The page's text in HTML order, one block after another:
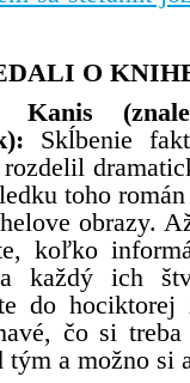
O
Kanis
Skĺbenie
toho
obrazy.
koľko
každý ich
do
čo si
tým a možno si